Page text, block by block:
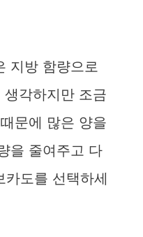
지방 함량으로
각하지만 조금
문에 많은 양을
을 줄여주고 다
카도를 선택하세